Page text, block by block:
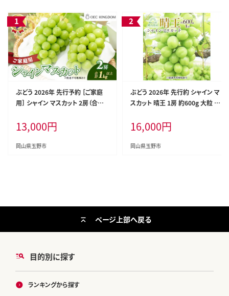
ぶどう 2026年 先行予約 ［ご家庭
用］ シャイン マスカット 2房（合計1
産 フルーツ 果物 OEC KINGDOM
ぶどう家 果物類
13,000円
岡山県玉野市
ぶどう 2026年 先行約 シャイン マ
スカット 晴王 1房 約600g 大粒 種
ルーツ 果物 ギフト 橋田商店
16,000円
岡山県玉野市
目的別に探す
ランキングから探す
ページ上部へ戻る